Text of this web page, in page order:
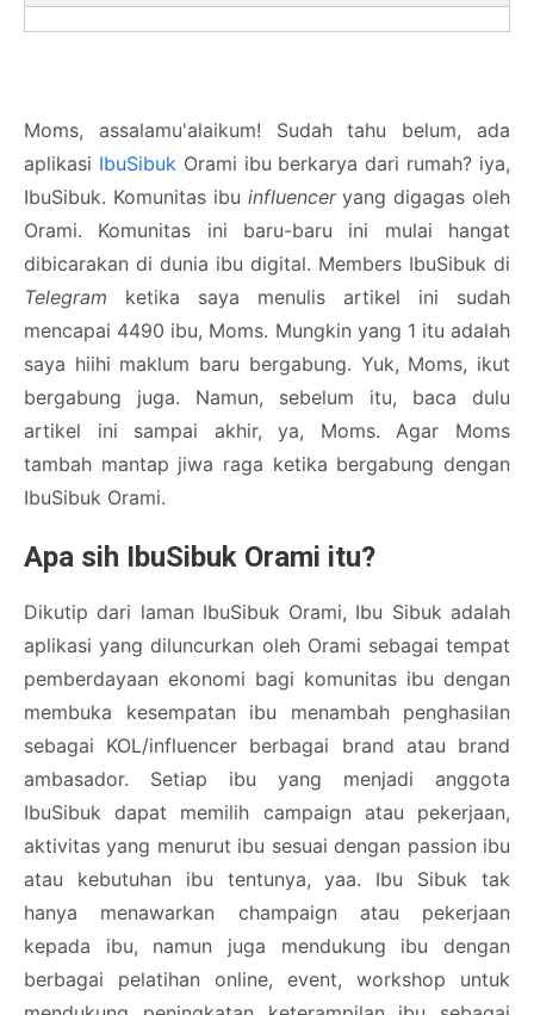
Moms, assalamu'alaikum! Sudah tahu belum, ada
aplikasi IbuSibukOrami ibu berkarya dari rumah? iya,
IbuSibuk. Komunitas ibu influenceryang digagas oleh
Orami. Komunitas ini baru-baru ini mulai hangat
dibicarakan di dunia ibu digital. Members IbuSibuk di
Telegram ketika saya menulis artikel ini sudah
mencapai 4490 ibu, Moms. Mungkin yang 1 itu adalah
saya hiihi maklum baru bergabung. Yuk, Moms, ikut
bergabung juga. Namun, sebelum itu, baca dulu
artikel ini sampai akhir, ya, Moms. Agar Moms
tambah mantap jiwa raga ketika bergabung dengan
IbuSibuk Orami.
Apa sih IbuSibuk Orami itu?
Dikutip dari laman IbuSibuk Orami, Ibu Sibuk adalah
aplikasi yang diluncurkan oleh Orami sebagai tempat
pemberdayaan ekonomi bagi komunitas ibu dengan
membuka kesempatan ibu menambah penghasilan
sebagai KOL/influencer berbagai brand atau brand
ambasador. Setiap ibu yang menjadi anggota
IbuSibuk dapat memilih campaign atau pekerjaan,
aktivitas yang menurut ibu sesuai dengan passion ibu
atau kebutuhan ibu tentunya, yaa. Ibu Sibuk tak
hanya menawarkan champaign atau pekerjaan
kepada ibu, namun juga mendukung ibu dengan
berbagai pelatihan online, event, workshop untuk